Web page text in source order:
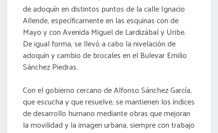
de adoquín en distintos puntos de la calle Ignacio
Allende, específicamente en las esquinas con de
Mayo y con Avenida Miguel de Lardizábal y Uribe.
De igual forma, se llevó a cabo la nivelación de
adoquín y cambio de brocales en el Bulevar Emilio
Sánchez Piedras.
Con el gobierno cercano de Alfonso Sánchez García,
que escucha y que resuelve, se mantienen los índices
de desarrollo humano mediante obras que mejoran
la movilidad y la imagen urbana, siempre con trabajo